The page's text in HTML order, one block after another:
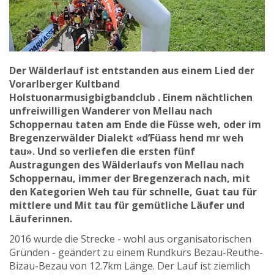
Der Wälderlauf ist entstanden aus einem Lied der
Vorarlberger Kultband
Holstuonarmusigbigbandclub . Einem nächtlichen
unfreiwilligen Wanderer von Mellau nach
Schoppernau taten am Ende die Füsse weh, oder im
Bregenzerwälder Dialekt «d’Füass hend mr weh
tau». Und so verliefen die ersten fünf
Austragungen des Wälderlaufs von Mellau nach
Schoppernau, immer der Bregenzerach nach, mit
den Kategorien Weh tau für schnelle, Guat tau für
mittlere und Mit tau für gemütliche Läufer und
Läuferinnen.
2016 wurde die Strecke - wohl aus organisatorischen
Gründen - geändert zu einem Rundkurs Bezau-Reuthe-
Bizau-Bezau von 12.7km Länge. Der Lauf ist ziemlich